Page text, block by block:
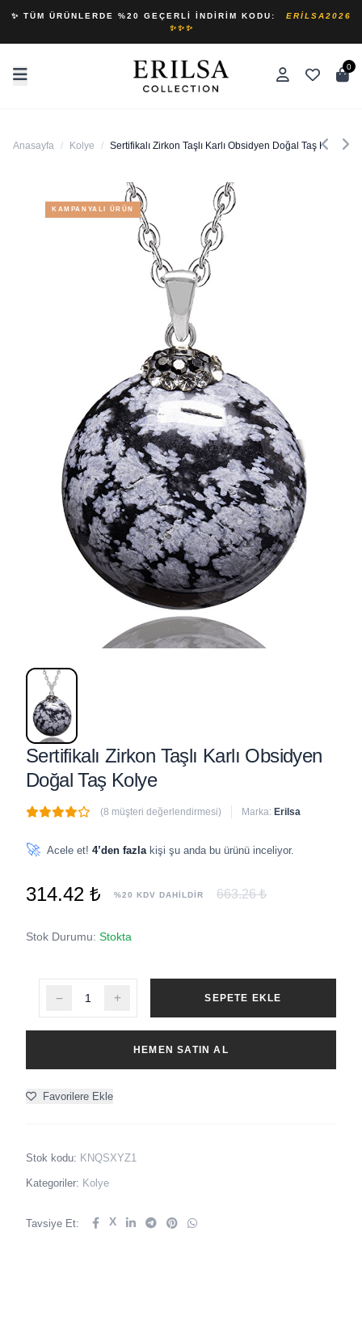
✨ TÜM ÜRÜNLERDE %20 GEÇERLI İNDIRIM KODU:
ERILSA2026
✨✨✨
0
Anasayfa / Kolye / Sertifikalı Zirkon Taşlı Karlı Obsidyen Doğal Taş Kolye
KAMPANYALI ÜRÜN
Sertifikalı Zirkon Taşlı Karlı Obsidyen
Doğal Taş Kolye
(8 müşteri değerlendirmesi) Marka: Erilsa
🚀 Acele et! 4’den fazla kişi şu anda bu ürünü inceliyor.
314.42 ₺ %20 KDV DAHİLDİR 663.26 ₺
Stok Durumu: Stokta
SEPETE EKLE
HEMEN SATIN AL
Favorilere Ekle
Stok kodu: KNQSXYZ1
Kategoriler: Kolye
Tavsiye Et: X